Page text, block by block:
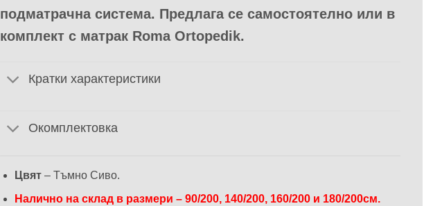
подматрачна система. Предлага се самостоятелно или в
комплект с матрак Roma Ortopedik.
Кратки характеристики
Окомплектовка
Цвят– Тъмно Сиво.
Налично на склад в размери – 90/200, 140/200, 160/200 и 180/200см.